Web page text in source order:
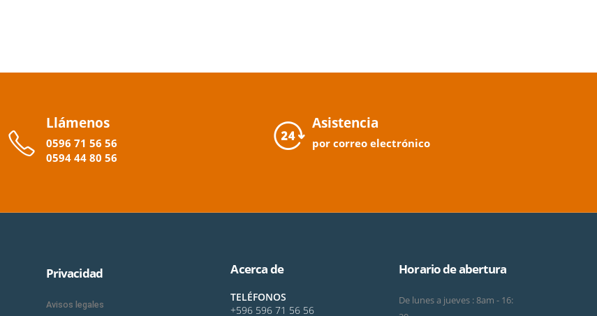
Llámenos
0596 71 56 56
0594 44 80 56
Asistencia
por correo electrónico
Privacidad
Avisos legales
Acerca de
TELÉFONOS
+596 596 71 56 56
Horario de abertura
De lunes a jueves : 8am - 16: